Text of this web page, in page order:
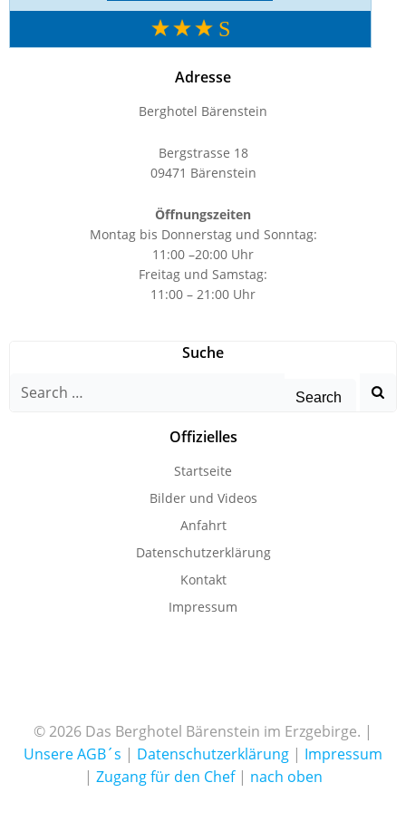
Adresse
Berghotel Bärenstein
Bergstrasse 18
09471 Bärenstein
Öffnungszeiten
Montag bis Donnerstag und Sonntag:
11:00 –20:00 Uhr
Freitag und Samstag:
11:00 – 21:00 Uhr
Suche
Search
Offizielles
Startseite
Bilder und Videos
Anfahrt
Datenschutzerklärung
Kontakt
Impressum
© 2026 Das Berghotel Bärenstein im Erzgebirge. |
Unsere AGB´s | Datenschutzerklärung | Impressum
| Zugang für den Chef| nach oben